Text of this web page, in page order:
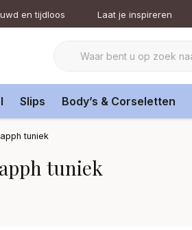
en tijdloos Laat je inspireren
Slips Body’s & Corseletten
tuniek
tuniek